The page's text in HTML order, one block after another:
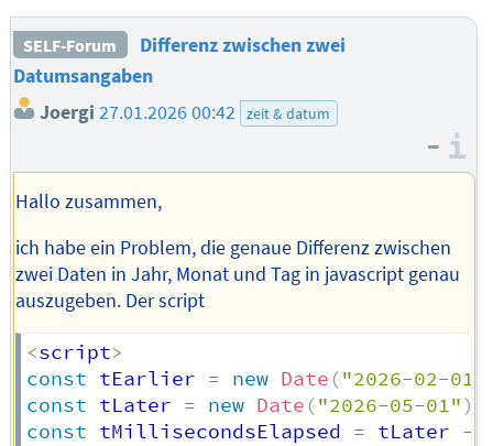
SELF-Forum
Differenz zwischen zwei
Datumsangaben
Joergi 27.01.2026 00:42 zeit & datum
–
Hallo zusammen,
ich habe ein Problem, die genaue Differenz zwischen
zwei Daten in Jahr, Monat und Tag in javascript genau
auszugeben. Der script
<script>
const tEarlier = new Date ("2026-02-01"
const tLater = new Date ("2026-05-01")
const tMillisecondsElapsed = tLater -